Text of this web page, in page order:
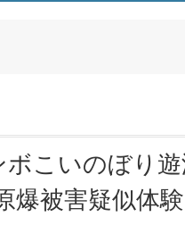
こいのぼり
爆被害疑似体験